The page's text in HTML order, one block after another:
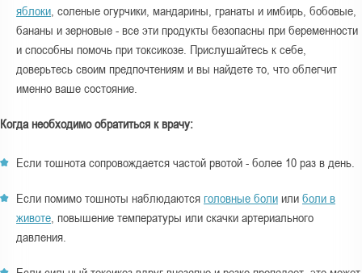
яблоки, соленые огурчики, мандарины, гранаты и имбирь, бобовые,
бананы и зерновые - все эти продукты безопасны при беременности
и способны помочь при токсикозе. Прислушайтесь к себе,
доверьтесь своим предпочтениям и вы найдете то, что облегчит
именно ваше состояние.
Когда необходимо обратиться к врачу:
Если тошнота сопровождается частой рвотой - более 10 раз в день.
Если помимо тошноты наблюдаются головные боли или боли в
животе, повышение температуры или скачки артериального
давления.